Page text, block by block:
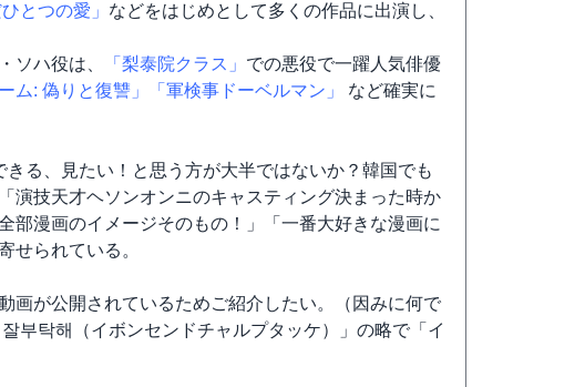
ひとつの愛」 などをはじめとして多くの作品に出演し、
ソハ役は、
「梨泰院クラス」 での悪役で一躍人気俳優
ム: 偽りと復讐」 「軍検事ドーベルマン」
など確実に
る、見たい！と思う方が大半ではないか？韓国でも
演技天才ヘソンオンニのキャスティング決まった時か
部漫画のイメージそのもの！」「一番大好きな漫画に
せられている。
画が公開されているためご紹介したい。（因みに何で
부탁해（イボンセンドチャルプタッケ）」の略で「イ